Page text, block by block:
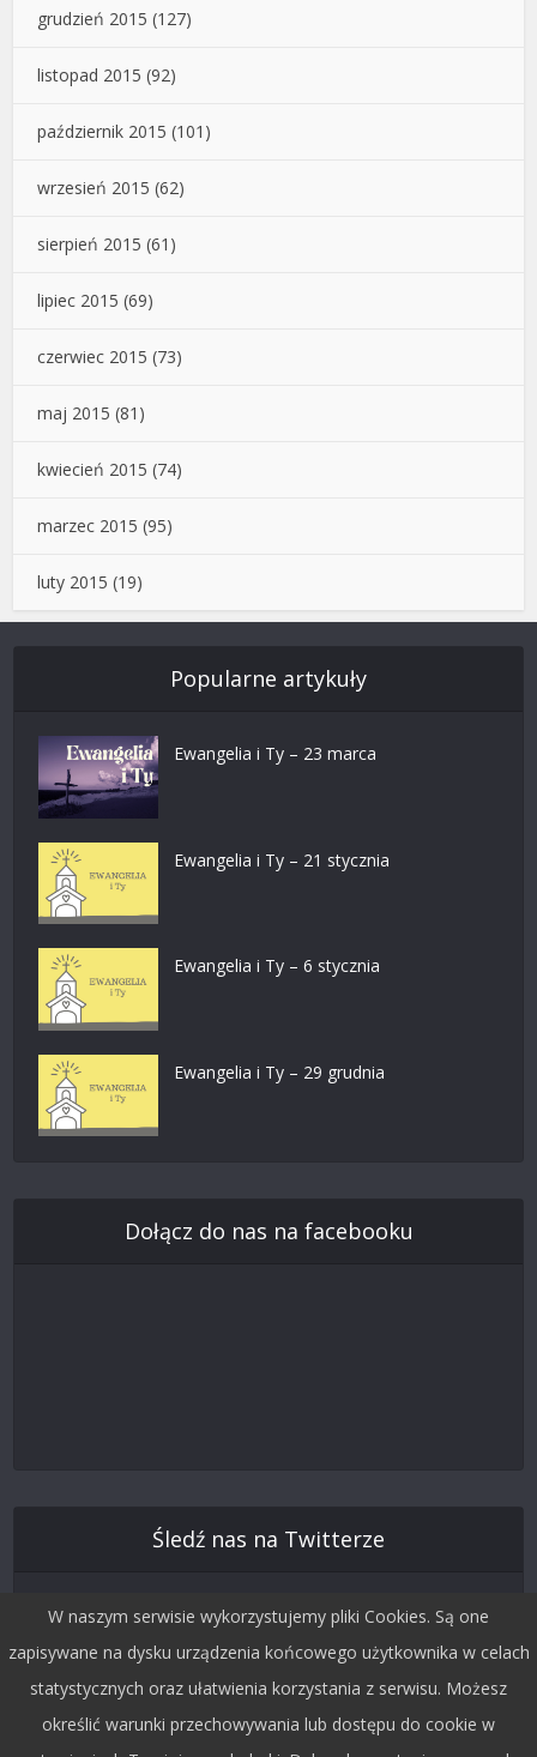
grudzień 2015 (127)
listopad 2015 (92)
październik 2015 (101)
wrzesień 2015 (62)
sierpień 2015 (61)
lipiec 2015 (69)
czerwiec 2015 (73)
maj 2015 (81)
kwiecień 2015 (74)
marzec 2015 (95)
luty 2015 (19)
Popularne artykuły
Ewangelia i Ty – 23 marca
Ewangelia i Ty – 21 stycznia
Ewangelia i Ty – 6 stycznia
Ewangelia i Ty – 29 grudnia
Dołącz do nas na facebooku
Śledź nas na Twitterze
W naszym serwisie wykorzystujemy pliki Cookies. Są one
zapisywane na dysku urządzenia końcowego użytkownika w celach
statystycznych oraz ułatwienia korzystania z serwisu. Możesz
określić warunki przechowywania lub dostępu do cookie w